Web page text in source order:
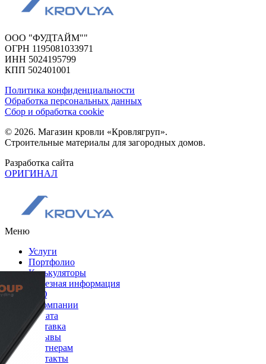
ООО "ФУДТАЙМ""
ОГРН 1195081033971
ИНН 5024195799
КПП 502401001
Политика конфиденциальности
Обработка персональных данных
Сбор и обработка cookie
© 2026. Магазин кровли «Кровлягруп».
Строительные материалы для загородных домов.
Разработка сайта
ОРИГИНАЛ
Меню
Услуги
Портфолио
Калькуляторы
Полезная информация
FAQ
О компании
Оплата
Доставка
Отзывы
Партнерам
Контакты